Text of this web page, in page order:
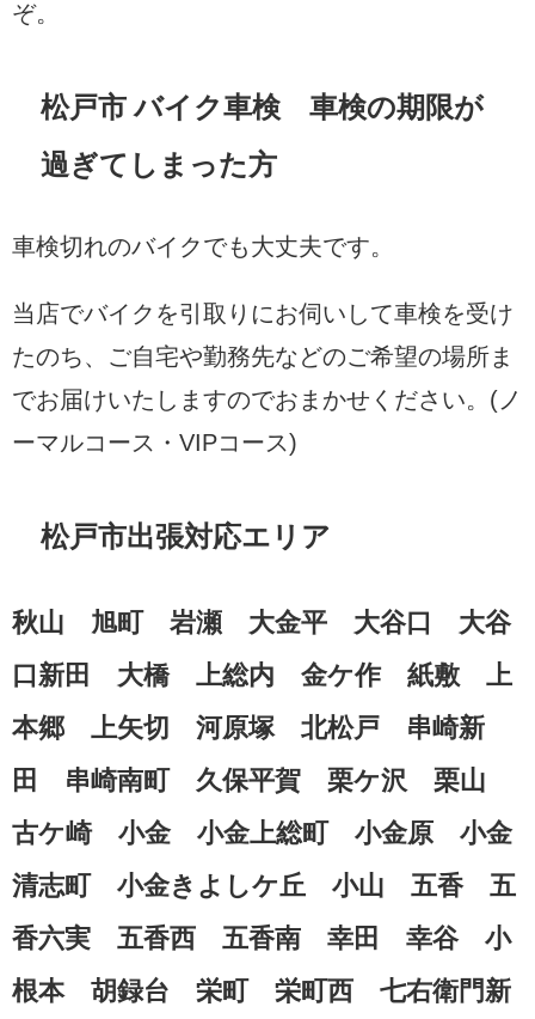
ぞ。
松戸市 バイク車検 車検の期限が
過ぎてしまった方
車検切れのバイクでも大丈夫です。
当店でバイクを引取りにお伺いして車検を受け
たのち、ご自宅や勤務先などのご希望の場所ま
でお届けいたしますのでおまかせください。(ノ
ーマルコース・VIPコース)
松戸市出張対応エリア
秋山 旭町 岩瀬 大金平 大谷口 大谷
口新田 大橋 上総内 金ケ作 紙敷 上
本郷 上矢切 河原塚 北松戸 串崎新
田 串崎南町 久保平賀 栗ケ沢 栗山
古ケ崎 小金 小金上総町 小金原 小金
清志町 小金きよしケ丘 小山 五香 五
香六実 五香西 五香南 幸田 幸谷 小
根本 胡録台 栄町 栄町西 七右衛門新